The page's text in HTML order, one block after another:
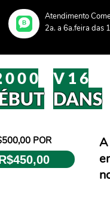
B
Atendimento
2a. a 6a.feira das
0 0 0 V 1 6
DANS
POR